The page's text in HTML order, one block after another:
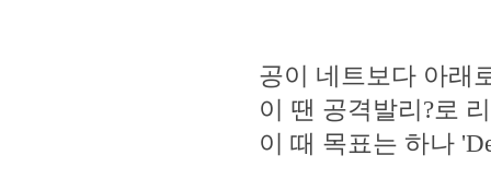
공이 네트보다 아래
이 땐 공격발리?로
이 때 목표는 하나